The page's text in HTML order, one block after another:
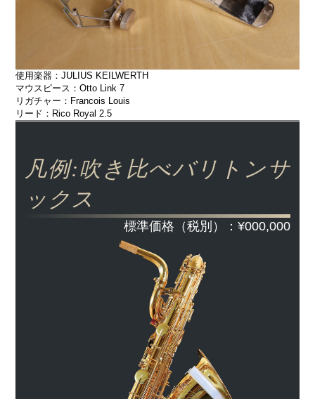
使用楽器：JULIUS KEILWERTH
マウスピース：Otto Link 7
リガチャー：Francois Louis
リード：Rico Royal 2.5
凡例:吹き比べバリトンサ
ックス
標準価格（税別）：¥000,000